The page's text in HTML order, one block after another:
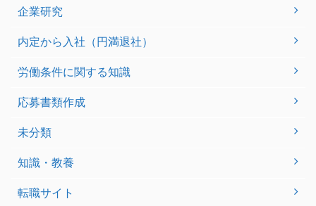
企業研究
内定から入社（円満退社）
労働条件に関する知識
応募書類作成
未分類
知識・教養
転職サイト